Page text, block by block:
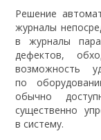
Решение
журналы
в журналы
дефектов,
возможность
по
обычно
существенно
в систему.